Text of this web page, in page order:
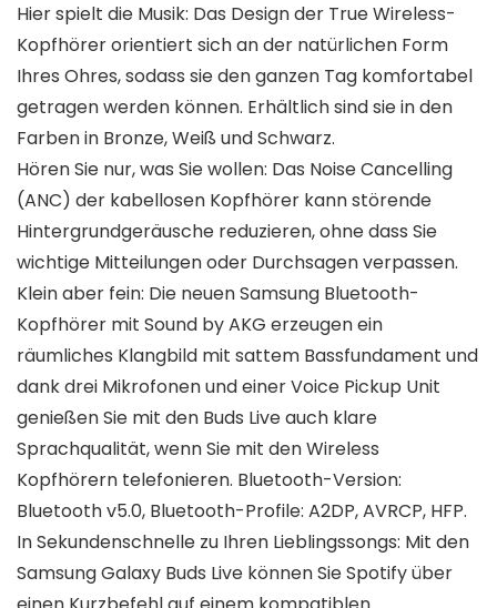
Hier spielt die Musik: Das Design der True Wireless-
Kopfhörer orientiert sich an der natürlichen Form
Ihres Ohres, sodass sie den ganzen Tag komfortabel
getragen werden können. Erhältlich sind sie in den
Farben in Bronze, Weiß und Schwarz.
Hören Sie nur, was Sie wollen: Das Noise Cancelling
(ANC) der kabellosen Kopfhörer kann störende
Hintergrundgeräusche reduzieren, ohne dass Sie
wichtige Mitteilungen oder Durchsagen verpassen.
Klein aber fein: Die neuen Samsung Bluetooth-
Kopfhörer mit Sound by AKG erzeugen ein
räumliches Klangbild mit sattem Bassfundament und
dank drei Mikrofonen und einer Voice Pickup Unit
genießen Sie mit den Buds Live auch klare
Sprachqualität, wenn Sie mit den Wireless
Kopfhörern telefonieren. Bluetooth-Version:
Bluetooth v5.0, Bluetooth-Profile: A2DP, AVRCP, HFP.
In Sekundenschnelle zu Ihren Lieblingssongs: Mit den
Samsung Galaxy Buds Live können Sie Spotify über